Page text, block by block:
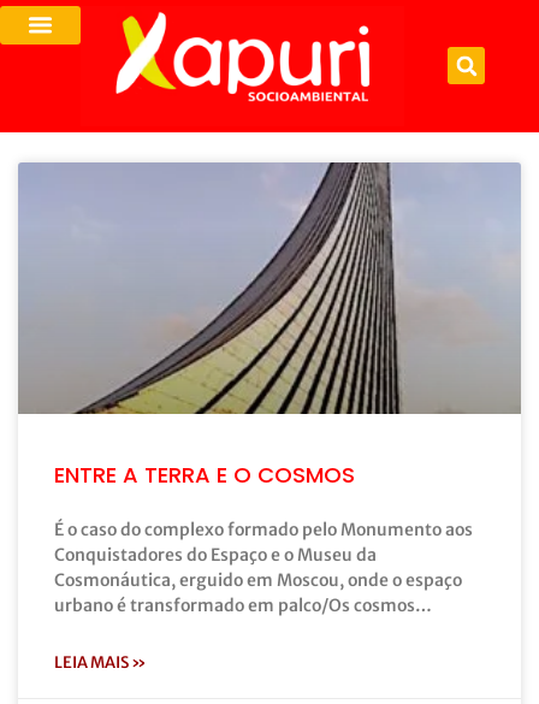
ENTRE A TERRA E O COSMOS
É o caso do complexo formado pelo Monumento aos
Conquistadores do Espaço e o Museu da
Cosmonáutica, erguido em Moscou, onde o espaço
urbano é transformado em palco/Os cosmos…
LEIA MAIS »